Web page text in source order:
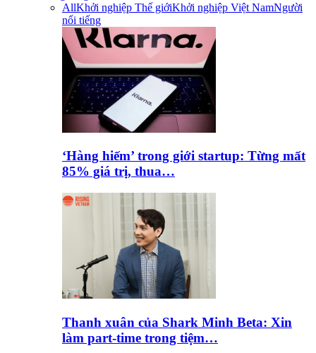
AllKhởi nghiệp Thế giớiKhởi nghiệp Việt NamNgười
nổi tiếng
‘Hàng hiếm’ trong giới startup: Từng mất
85% giá trị, thua…
Thanh xuân của Shark Minh Beta: Xin
làm part-time trong tiệm…